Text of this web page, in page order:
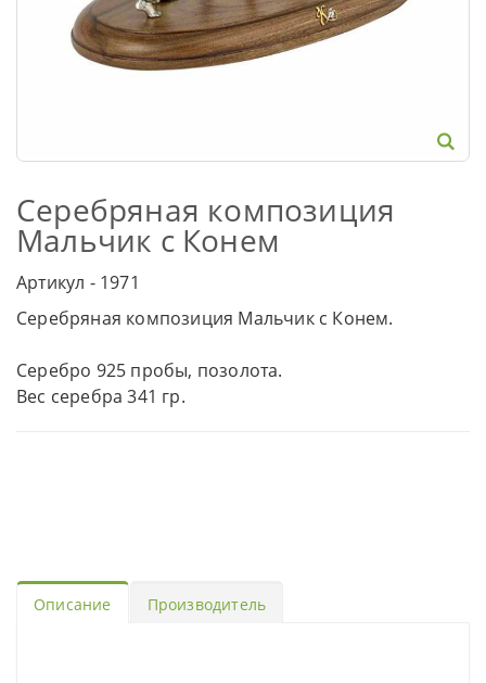
Серебряная композиция
Мальчик с Конем
Артикул - 1971
Серебряная композиция Мальчик с Конем.
Серебро 925 пробы, позолота.
Вес серебра 341 гр.
Описание Производитель